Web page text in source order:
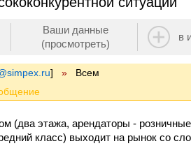
Ваши данные
(просмотреть)
в
] » Всем
(два этажа, арендаторы -
класс) выходит на рынок со